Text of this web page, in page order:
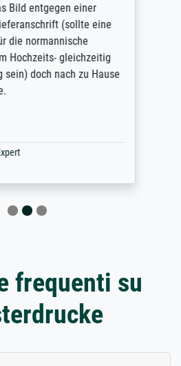
Bild entgegen einer
(sollte eine
die normannische
Hochzeits- gleichzeitig
sein) doch nach zu Hause
frequenti su